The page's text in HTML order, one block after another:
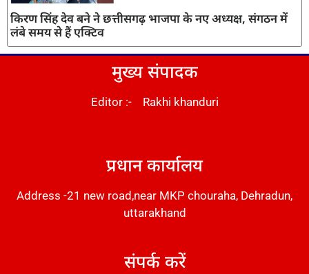
किरण सिंह देव बने ने छत्तीसगढ़ भाजपा के नए अध्यक्ष, संगठन में
लंबे समय से हैं एक्टिव
मुख्य संपादक
Editor :- Rakhi khanduri
प्रधान कार्यालय
Address -21 new road,near MKP chouraha, Dehradun,
uttarakhand
संपर्क करें